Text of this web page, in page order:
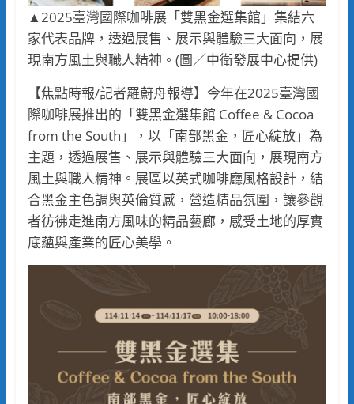
▲2025臺灣國際咖啡展「雙黑金選集館」集結六
家代表品牌，透過展售、展示與體驗三大面向，展
現南方風土與職人精神。(圖／中衛發展中心提供)
【焦點時報/記者羅蔚舟報導】今年在2025臺灣國
際咖啡展推出的「雙黑金選集館 Coffee & Cocoa
from the South」，以「南部黑金，匠心綻放」為
主題，透過展售、展示與體驗三大面向，展現南方
風土與職人精神。展區以英式咖啡廳風格設計，結
合黑金主色調與英倫質感，營造精品氛圍，讓參觀
者彷彿走進南方風味的精品藝廊，感受土地的厚實
底蘊與產業的匠心美學。